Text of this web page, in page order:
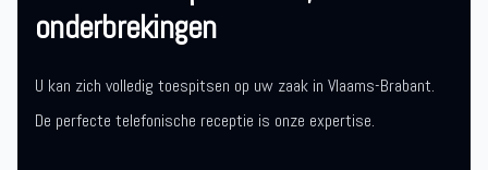
onderbrekingen
U kan zich volledig toespitsen op uw zaak in Vlaams-Brabant.
De perfecte telefonische receptie is onze expertise.